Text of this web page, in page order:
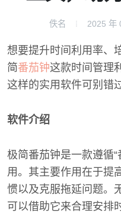
佚名 2025 年
想要提升时间利用率、
简番茄钟这款时间管理
这样的实用软件可别错
软件介绍
极简番茄钟是一款遵循
用。其主要作用在于提
惯以及克服拖延问题。
可以借助它来合理安排